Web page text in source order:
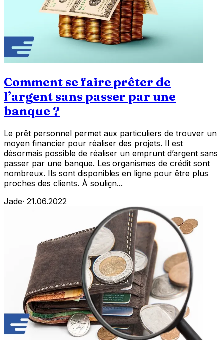
Comment se faire prêter de
l’argent sans passer par une
banque ?
Le prêt personnel permet aux particuliers de trouver un
moyen financier pour réaliser des projets. Il est
désormais possible de réaliser un emprunt d’argent sans
passer par une banque. Les organismes de crédit sont
nombreux. Ils sont disponibles en ligne pour être plus
proches des clients. À soulign...
Jade· 21.06.2022